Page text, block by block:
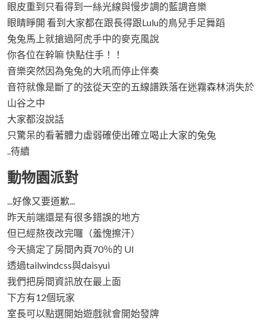
眼皮重到只看得到一絲光線與慢步調的藍調音樂
眼睛睜開 看到大家都在跟長得跟Lulu的鳥兒手足舞蹈
兔兔馬上就搶過阿虎手中的麥克風說
你各位在幹嘛 快點住手！！
音樂突然因為兔兔的大吼而停止伴奏
音符就像是斷了的弦從天空的五線譜跌落在迷霧森林消失於
山谷之中
大家都沒說話
只驚呆的看著體力虛弱確使出確立喝止大家的兔兔
..待續
動物園派對
...好像又要道歉...
昨天前端還是有很多錯誤的地方
但已經熬夜改完囉（羞愧擦汗）
今天搞定了房間內頁70％的 UI
透過tailwindcss與daisyui
我們把房間資訊放在最上面
下方有12個玩家
室長可以點選開始遊戲就會開始發牌